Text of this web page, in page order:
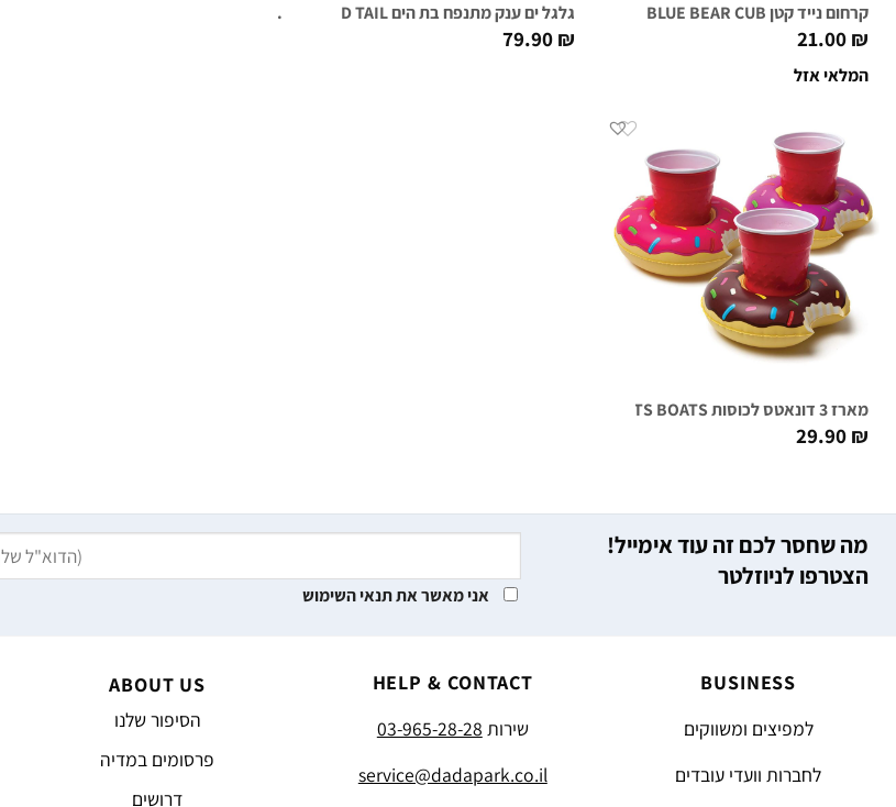
קרחום נייד קטן BLUE BEAR CUB
21.00 ₪
המלאי אזל
גלגל ים ענק מתנפח בת הים GIANT MERMAID TAIL
79.90 ₪
.
מארז 3 דונאטס לכוסות FROSTED DONUTS BOATS
29.90 ₪
מה שחסר לכם זה עוד אימייל!
הצטרפו לניוזלטר
אני מאשר את תנאי השימוש
BUSINESS
למפיצים ומשווקים
לחברות וועדי עובדים
HELP & CONTACT
שירות 03-965-28-28
service@dadapark.co.il
ABOUT US
הסיפור שלנו
פרסומים במדיה
דרושים